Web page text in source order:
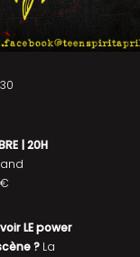
| 20H
LE power
? La